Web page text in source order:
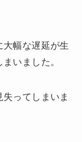
幅な遅延が生
いました。
ってしまいま